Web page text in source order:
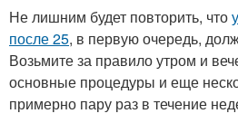
Не лишним будет повторить, что
после 25, в первую очередь,
Возьмите за правило утром и
основные процедуры и еще
примерно пару раз в течение